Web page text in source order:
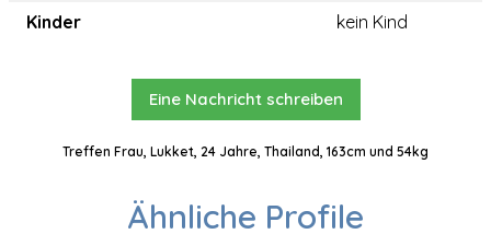
Kinder
kein Kind
Eine Nachricht schreiben
Treffen Frau, Lukket, 24 Jahre, Thailand, 163cm und 54kg
Ähnliche Profile